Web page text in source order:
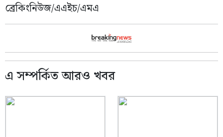
ব্রেকিংনিউজ/এএইচ/এমএ
এ সম্পর্কিত আরও খবর